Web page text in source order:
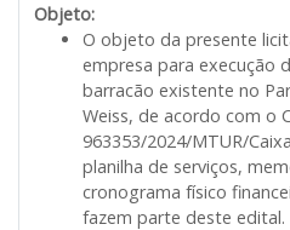
Objeto:
O objeto da presente
empresa para execução
barracão existente no
Weiss, de acordo com o
963353/2024/MTUR/
planilha de serviços,
cronograma físico
fazem parte deste edital.